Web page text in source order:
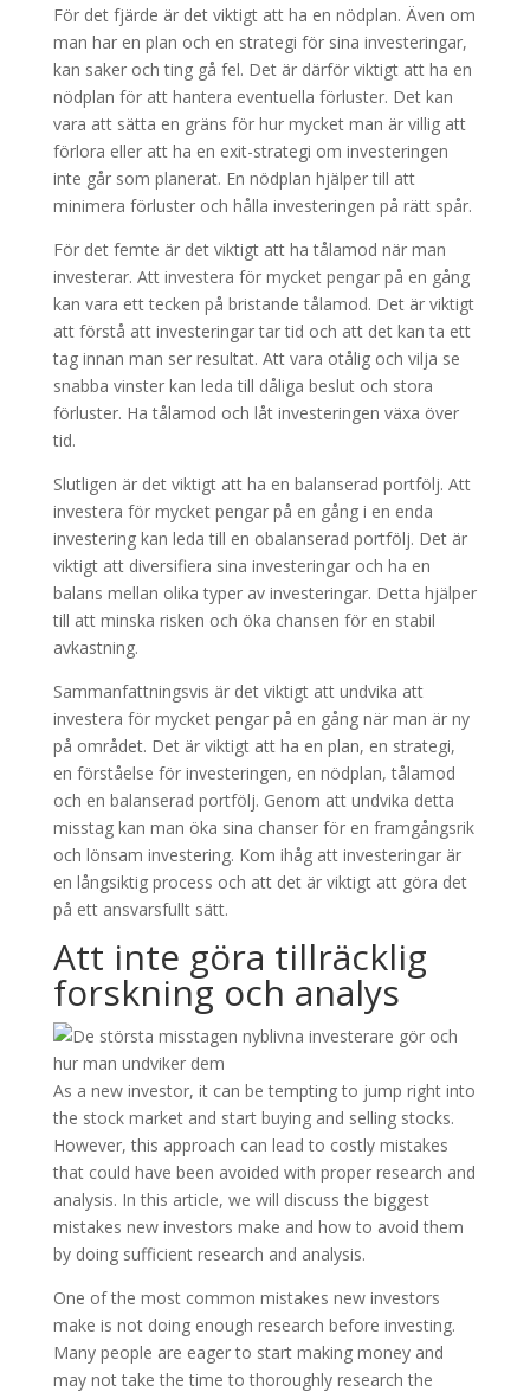
För det fjärde är det viktigt att ha en nödplan. Även om
man har en plan och en strategi för sina investeringar,
kan saker och ting gå fel. Det är därför viktigt att ha en
nödplan för att hantera eventuella förluster. Det kan
vara att sätta en gräns för hur mycket man är villig att
förlora eller att ha en exit-strategi om investeringen
inte går som planerat. En nödplan hjälper till att
minimera förluster och hålla investeringen på rätt spår.
För det femte är det viktigt att ha tålamod när man
investerar. Att investera för mycket pengar på en gång
kan vara ett tecken på bristande tålamod. Det är viktigt
att förstå att investeringar tar tid och att det kan ta ett
tag innan man ser resultat. Att vara otålig och vilja se
snabba vinster kan leda till dåliga beslut och stora
förluster. Ha tålamod och låt investeringen växa över
tid.
Slutligen är det viktigt att ha en balanserad portfölj. Att
investera för mycket pengar på en gång i en enda
investering kan leda till en obalanserad portfölj. Det är
viktigt att diversifiera sina investeringar och ha en
balans mellan olika typer av investeringar. Detta hjälper
till att minska risken och öka chansen för en stabil
avkastning.
Sammanfattningsvis är det viktigt att undvika att
investera för mycket pengar på en gång när man är ny
på området. Det är viktigt att ha en plan, en strategi,
en förståelse för investeringen, en nödplan, tålamod
och en balanserad portfölj. Genom att undvika detta
misstag kan man öka sina chanser för en framgångsrik
och lönsam investering. Kom ihåg att investeringar är
en långsiktig process och att det är viktigt att göra det
på ett ansvarsfullt sätt.
Att inte göra tillräcklig
forskning och analys
As a new investor, it can be tempting to jump right into
the stock market and start buying and selling stocks.
However, this approach can lead to costly mistakes
that could have been avoided with proper research and
analysis. In this article, we will discuss the biggest
mistakes new investors make and how to avoid them
by doing sufficient research and analysis.
One of the most common mistakes new investors
make is not doing enough research before investing.
Many people are eager to start making money and
may not take the time to thoroughly research the